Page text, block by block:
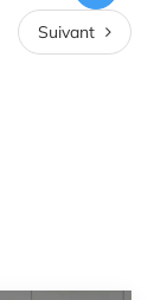
Suivant Suivant